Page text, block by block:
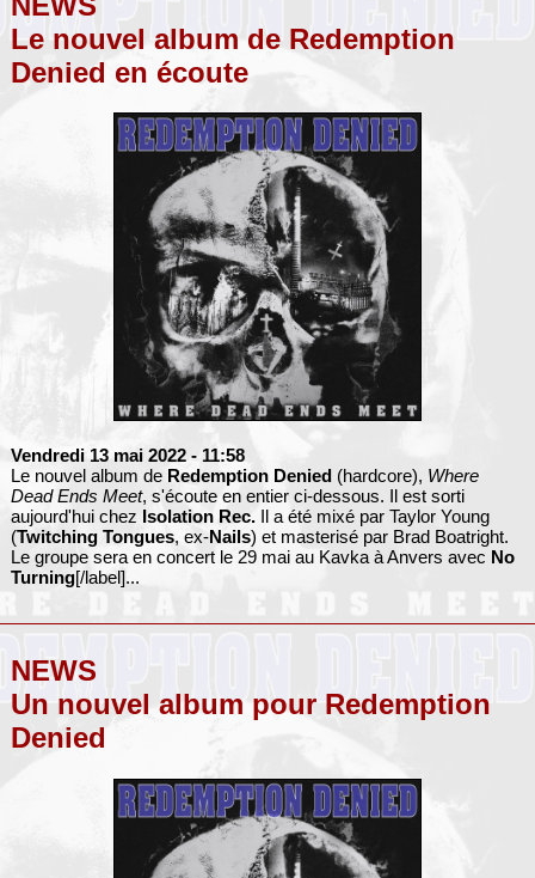
Le nouvel album de Redemption
Denied en écoute
Vendredi 13 mai 2022 - 11:58
Le nouvel album de Redemption Denied (hardcore), Where
Dead Ends Meet, s'écoute en entier ci-dessous. Il est sorti
aujourd'hui chez Isolation Rec.Il a été mixé par Taylor Young
(Twitching Tongues, ex-Nails) et masterisé par Brad Boatright.
Le groupe sera en concert le 29 mai au Kavka à Anvers avec No
Turning[/label]...
NEWS
Un nouvel album pour Redemption
Denied